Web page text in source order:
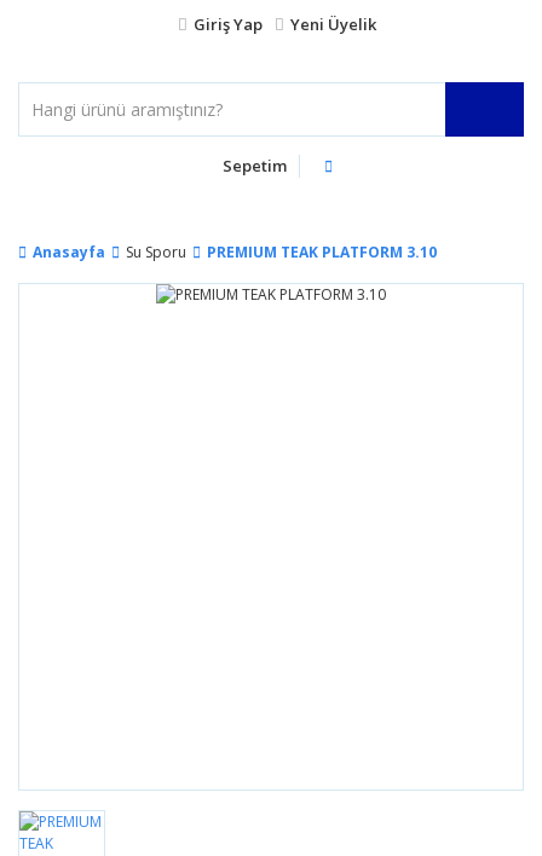
Giriş Yap Yeni Üyelik
Sepetim
Anasayfa Su Sporu PREMIUM TEAK PLATFORM 3.10